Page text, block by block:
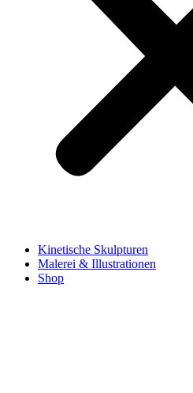
Kinetische Skulpturen
Malerei & Illustrationen
Shop